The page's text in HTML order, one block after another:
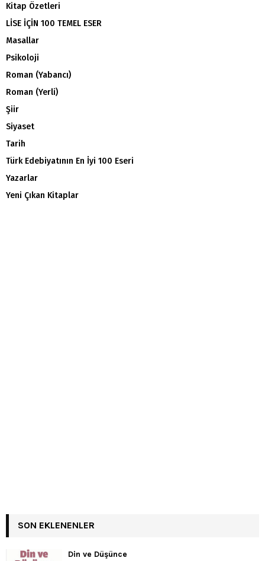
Kitap Özetleri
LİSE İÇİN 100 TEMEL ESER
Masallar
Psikoloji
Roman (Yabancı)
Roman (Yerli)
Şiir
Siyaset
Tarih
Türk Edebiyatının En İyi 100 Eseri
Yazarlar
Yeni Çıkan Kitaplar
SON EKLENENLER
Din ve Düşünce